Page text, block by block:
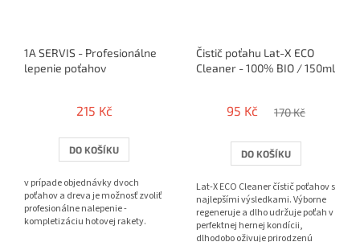
1A SERVIS - Profesionálne
lepenie poťahov
215 Kč
DO KOŠÍKU
v prípade objednávky dvoch
poťahov a dreva je možnosť zvoliť
profesionálne nalepenie -
kompletizáciu hotovej rakety.
Čistič poťahu Lat-X ECO
Cleaner - 100% BIO / 150ml
95 Kč 170 Kč
DO KOŠÍKU
Lat-X ECO Cleaner čístič poťahov s
najlepšími výsledkami. Výborne
regeneruje a dlho udržuje poťah v
perfektnej hernej kondícii,
dlhodobo oživuje prirodzenú